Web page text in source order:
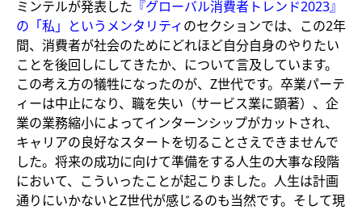
ミンテルが発表した 『グローバル消費者トレンド2023』
の「私」というメンタリティのセクションでは、この2年
間、消費者が社会のためにどれほど自分自身のやりたい
ことを後回しにしてきたか、について言及しています。
この考え方の犠牲になったのが、Z世代です。卒業パーテ
ィーは中止になり、職を失い（サービス業に顕著）、企
業の業務縮小によってインターンシップがカットされ、
キャリアの良好なスタートを切ることさえできませんで
した。将来の成功に向けて準備をする人生の大事な段階
において、こういったことが起こりました。人生は計画
通りにいかないとZ世代が感じるのも当然です。そして現